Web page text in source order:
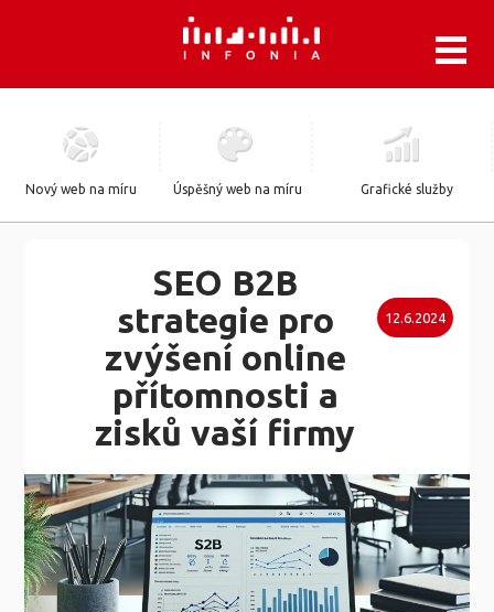
SEO B2B
strategie pro
zvýšení online
přítomnosti a
zisků vaší firmy
12.6.2024
Nový web na míru Úspěšný web na míru Grafické služby